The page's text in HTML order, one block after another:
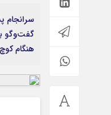
سرانجام
گفت‌و‌گو
هنگام